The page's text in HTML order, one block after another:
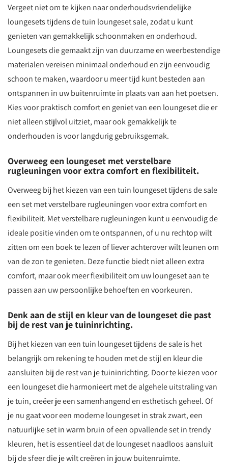
Vergeet niet om te kijken naar onderhoudsvriendelijke
loungesets tijdens de tuin loungeset sale, zodat u kunt
genieten van gemakkelijk schoonmaken en onderhoud.
Loungesets die gemaakt zijn van duurzame en weerbestendige
materialen vereisen minimaal onderhoud en zijn eenvoudig
schoon te maken, waardoor u meer tijd kunt besteden aan
ontspannen in uw buitenruimte in plaats van aan het poetsen.
Kies voor praktisch comfort en geniet van een loungeset die er
niet alleen stijlvol uitziet, maar ook gemakkelijk te
onderhouden is voor langdurig gebruiksgemak.
Overweeg een loungeset met verstelbare
rugleuningen voor extra comfort en flexibiliteit.
Overweeg bij het kiezen van een tuin loungeset tijdens de sale
een set met verstelbare rugleuningen voor extra comfort en
flexibiliteit. Met verstelbare rugleuningen kunt u eenvoudig de
ideale positie vinden om te ontspannen, of u nu rechtop wilt
zitten om een boek te lezen of liever achterover wilt leunen om
van de zon te genieten. Deze functie biedt niet alleen extra
comfort, maar ook meer flexibiliteit om uw loungeset aan te
passen aan uw persoonlijke behoeften en voorkeuren.
Denk aan de stijl en kleur van de loungeset die past
bij de rest van je tuininrichting.
Bij het kiezen van een tuin loungeset tijdens de sale is het
belangrijk om rekening te houden met de stijl en kleur die
aansluiten bij de rest van je tuininrichting. Door te kiezen voor
een loungeset die harmonieert met de algehele uitstraling van
je tuin, creëer je een samenhangend en esthetisch geheel. Of
je nu gaat voor een moderne loungeset in strak zwart, een
natuurlijke set in warm bruin of een opvallende set in trendy
kleuren, het is essentieel dat de loungeset naadloos aansluit
bij de sfeer die je wilt creëren in jouw buitenruimte.